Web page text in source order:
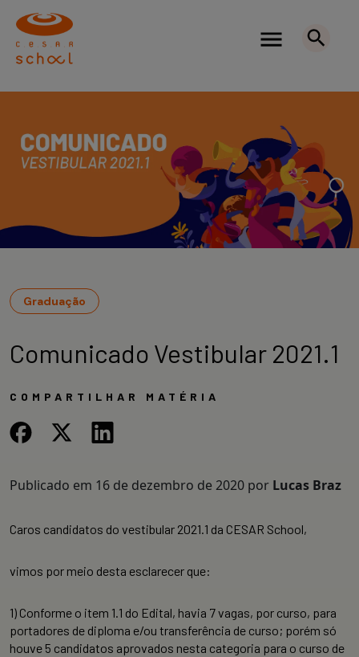
Graduação
Comunicado Vestibular 2021.1
COMPARTILHAR MATÉRIA
Publicado em 16 de dezembro de 2020 por Lucas Braz
Caros candidatos do vestibular 2021.1 da CESAR School,
vimos por meio desta esclarecer que:
1) Conforme o item 1.1 do Edital, havia 7 vagas, por curso, para
portadores de diploma e/ou transferência de curso; porém só
houve 5 candidatos aprovados nesta categoria para o curso de